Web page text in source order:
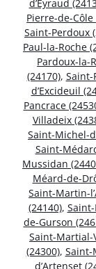
d’Eyraud
Pierre-de-Côle
Saint-Perdoux
Paul-la-Roche
Pardoux-la-
(24170), Saint-
d’Excideuil
Pancrace
Villadeix
Saint-Michel-
Saint-
Mussidan
Méard-de-
Saint-Martin-
(24140),
de-Gurson
Saint-Martial-
(24300), Saint-
d’Artenset